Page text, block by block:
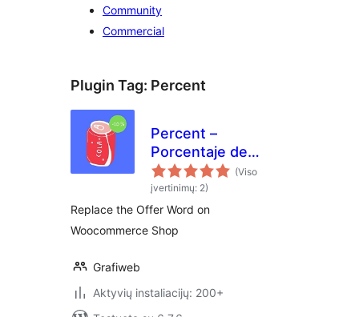
Community
Commercial
Plugin Tag: Percent
Percent –
Porcentaje de
Descuento en
Woocommerce
(Viso
įvertinimų: 2)
Replace the Offer Word on
Woocommerce Shop
Grafiweb
Aktyvių instaliacijų: 200+